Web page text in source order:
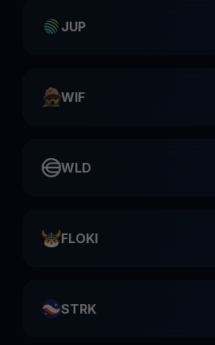
JUP
WIF
WLD
FLOKI
STRK